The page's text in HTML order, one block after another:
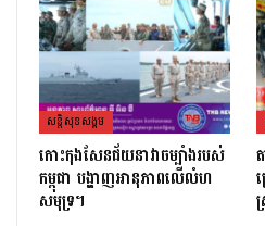
សន្តិសុខសង្គម
កោះកុងសែនជ័យនាវាចម្បាំងរបស់
កម្ពុជា បង្ហាញអានុភាពលើលំហ
សមុទ្រ។